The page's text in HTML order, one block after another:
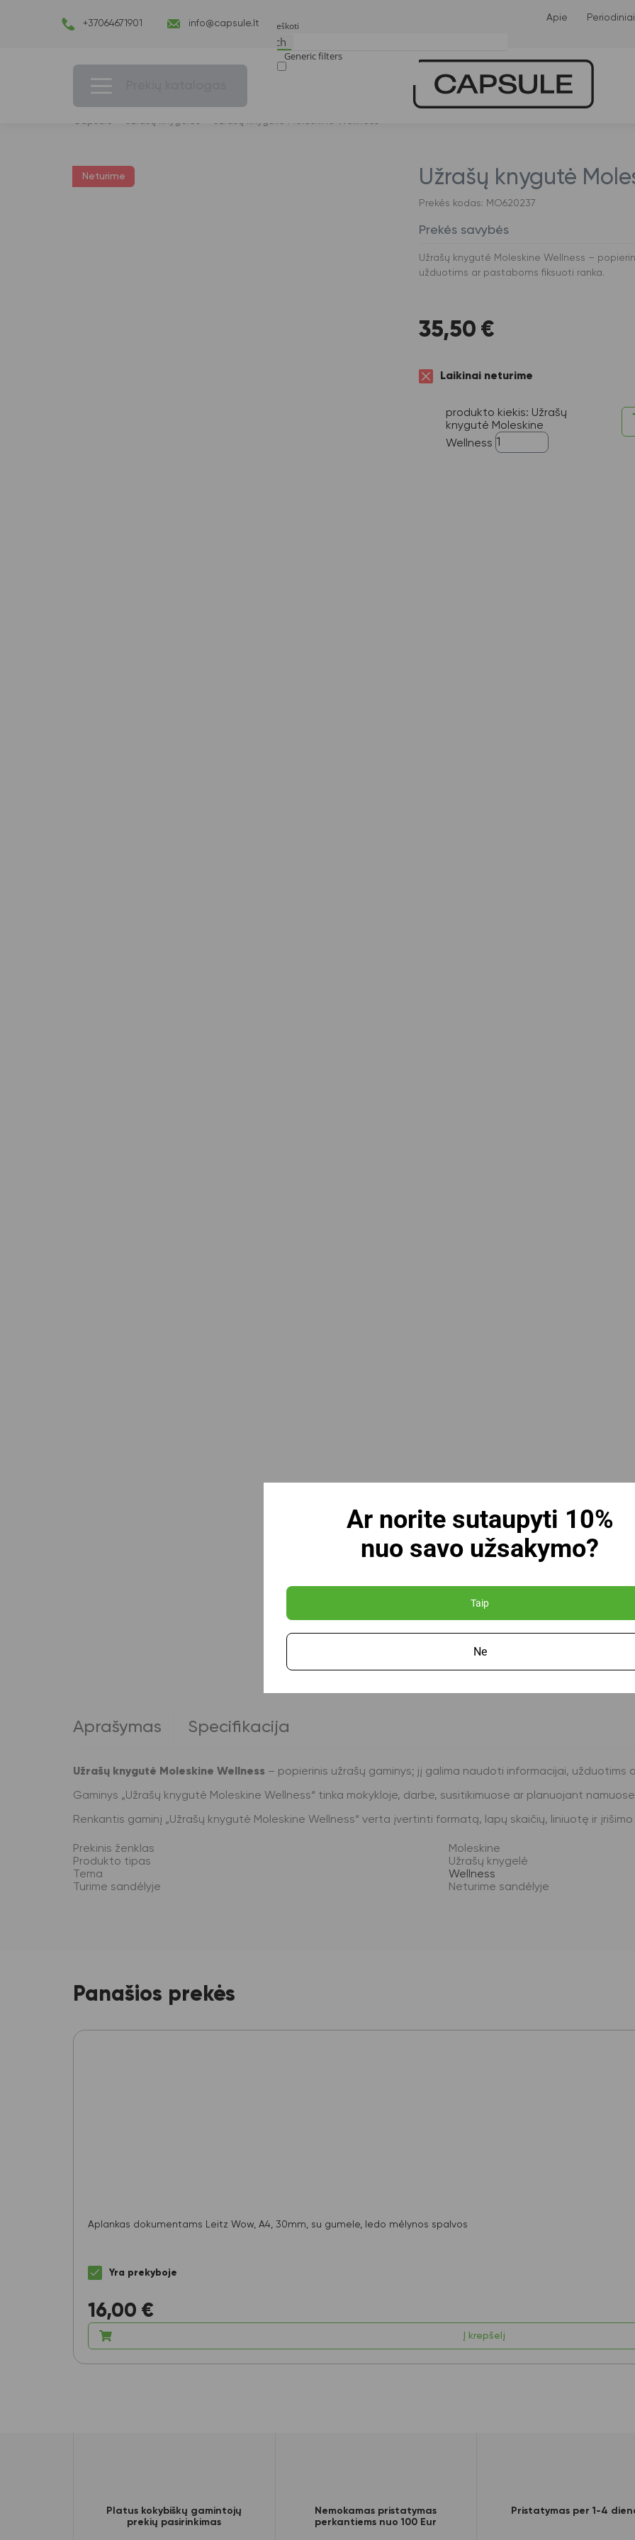
+37064671901 info@capsule.lt
Search
Generic filters
Apie
Capsulė Užrašų knygelės Užrašų knygutė Moleskine Wellness
Neturime Užrašų knygutė
Prekės kodas: MO620237
Prekės savybės
Užrašų knygutė Moleskine Wellness –
užduotims ar pastaboms fiksuoti ranka.
35,50 €
Laikinai neturime
produkto kiekis: Užrašų
knygutė Moleskine
Wellness
Aprašymas Specifikacija
Užrašų knygutė Moleskine Wellness – popierinis užrašų gaminys; jį galima naudoti informacijai, užduotims
Gaminys „Užrašų knygutė Moleskine Wellness“ tinka mokykloje, darbe, susitikimuose ar planuojant
Renkantis gaminį „Užrašų knygutė Moleskine Wellness“ verta įvertinti formatą, lapų skaičių, liniuotę ir
Prekinis ženklas
Moleskine
Produkto tipas
Užrašų knygelė
Tema
Wellness
Turime sandėlyje
Neturime sandėlyje
Panašios prekės
Aplankas dokumentams Leitz Wow, A4, 30mm, su gumele, ledo mėlynos spalvos
Yra prekyboje
16,00 €
Į krepšelį
Platus kokybiškų gamintojų
prekių pasirinkimas
Nemokamas pristatymas
perkantiems nuo 100 Eur
Pristatymas per 1-4
Ar norite sutaupyti 10%
nuo savo užsakymo?
Taip
Ne